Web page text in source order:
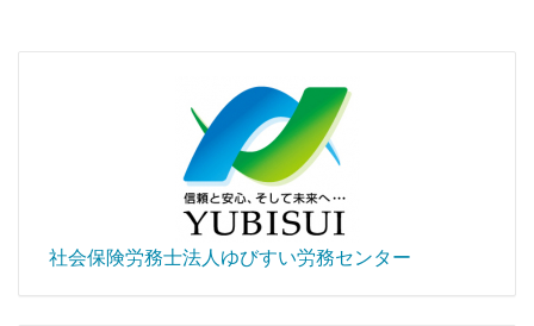
社会保険労務士法人ゆびすい労務センター